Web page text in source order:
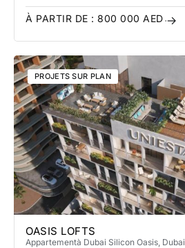
À PARTIR DE : 800 000 AED
PROJETS SUR PLAN
OASIS LOFTS
Appartementà Dubai Silicon Oasis , Dubai